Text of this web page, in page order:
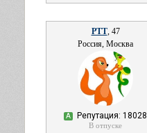
РТТ, 47
Россия, Москва
А Репутация: 18028
В отпуске